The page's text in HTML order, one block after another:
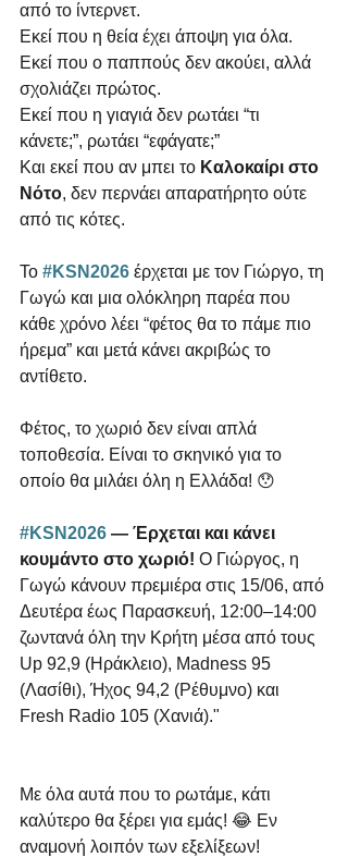
από το ίντερνετ.
Εκεί που η θεία έχει άποψη για όλα.
Εκεί που ο παππούς δεν ακούει, αλλά
σχολιάζει πρώτος.
Εκεί που η γιαγιά δεν ρωτάει “τι
κάνετε;”, ρωτάει “εφάγατε;”
Και εκεί που αν μπει το Καλοκαίρι στο
Νότο, δεν περνάει απαρατήρητο ούτε
από τις κότες.
Το #KSN2026 έρχεται με τον Γιώργο, τη
Γωγώ και μια ολόκληρη παρέα που
κάθε χρόνο λέει “φέτος θα το πάμε πιο
ήρεμα” και μετά κάνει ακριβώς το
αντίθετο.
Φέτος, το χωριό δεν είναι απλά
τοποθεσία. Είναι το σκηνικό για το
οποίο θα μιλάει όλη η Ελλάδα! 😯
#KSN2026 — Έρχεται και κάνει
κουμάντο στο χωριό! Ο Γιώργος, η
Γωγώ κάνουν πρεμιέρα στις 15/06, από
Δευτέρα έως Παρασκευή, 12:00–14:00
ζωντανά όλη την Κρήτη μέσα από τους
Up 92,9 (Ηράκλειο), Madness 95
(Λασίθι), Ήχος 94,2 (Ρέθυμνο) και
Fresh Radio 105 (Χανιά)."
Με όλα αυτά που το ρωτάμε, κάτι
καλύτερο θα ξέρει για εμάς! 😂 Εν
αναμονή λοιπόν των εξελίξεων!